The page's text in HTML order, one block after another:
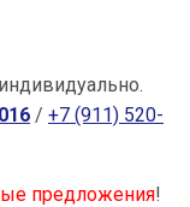
/ +7 (911) 520-
предложения!